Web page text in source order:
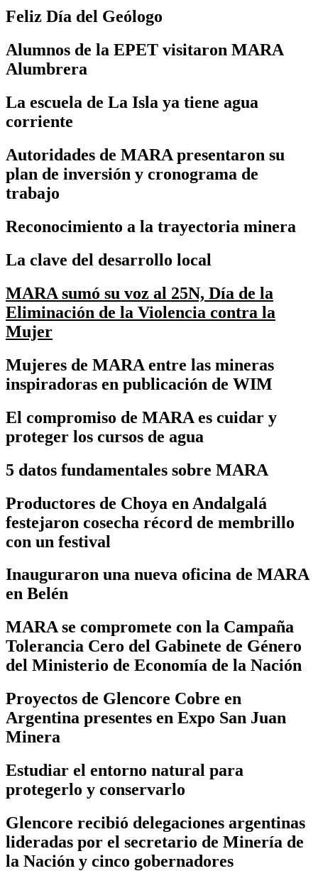
Feliz Día del Geólogo
Alumnos de la EPET visitaron MARA
Alumbrera
La escuela de La Isla ya tiene agua
corriente
Autoridades de MARA presentaron su
plan de inversión y cronograma de
trabajo
Reconocimiento a la trayectoria minera
La clave del desarrollo local
MARA sumó su voz al 25N, Día de la
Eliminación de la Violencia contra la
Mujer
Mujeres de MARA entre las mineras
inspiradoras en publicación de WIM
El compromiso de MARA es cuidar y
proteger los cursos de agua
5 datos fundamentales sobre MARA
Productores de Choya en Andalgalá
festejaron cosecha récord de membrillo
con un festival
Inauguraron una nueva oficina de MARA
en Belén
MARA se compromete con la Campaña
Tolerancia Cero del Gabinete de Género
del Ministerio de Economía de la Nación
Proyectos de Glencore Cobre en
Argentina presentes en Expo San Juan
Minera
Estudiar el entorno natural para
protegerlo y conservarlo
Glencore recibió delegaciones argentinas
lideradas por el secretario de Minería de
la Nación y cinco gobernadores